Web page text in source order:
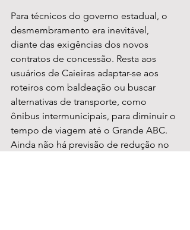
Para técnicos do governo estadual, o
desmembramento era inevitável,
diante das exigências dos novos
contratos de concessão. Resta aos
usuários de Caieiras adaptar-se aos
roteiros com baldeação ou buscar
alternativas de transporte, como
ônibus intermunicipais, para diminuir o
tempo de viagem até o Grande ABC.
Ainda não há previsão de redução no